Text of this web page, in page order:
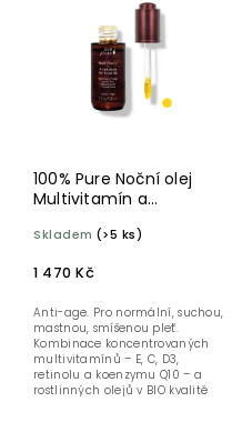
100% Pure Noční olej
Multivitamín a
Skladem (>5 ks)
1 470 Kč
Anti-age. Pro normální, suchou,
mastnou, smíšenou pleť.
Kombinace koncentrovaných
multivitamínů – E, C, D3,
retinolu a koenzymu Q10 – a
rostlinných olejů v BIO kvalitě